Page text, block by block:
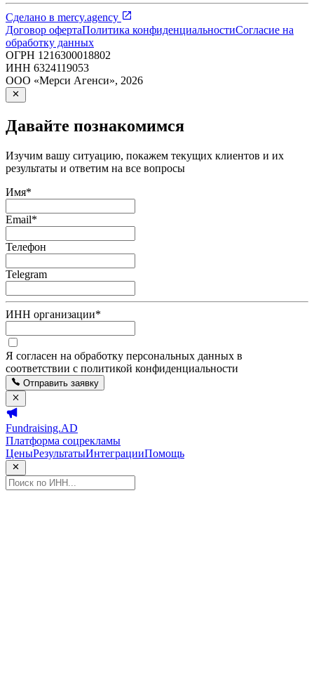
Сделано в mercy.agency
Договор офертаПолитика конфиденциальностиСогласие на
обработку данных
ОГРН 1216300018802
ИНН 6324119053
ООО «Мерси Агенси», 2026
Давайте познакомимся
Изучим вашу ситуацию, покажем текущих клиентов и их
результаты и ответим на все вопросы
Имя*
Email*
Телефон
Telegram
ИНН организации*
Я согласен на обработку персональных данных в
соответствии с политикой конфиденциальности
Отправить заявку
Fundraising.AD
Платформа соцрекламы
ЦеныРезультатыИнтеграцииПомощь